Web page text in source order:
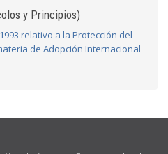
y Principios)
relativo a la Protección del
de Adopción Internacional